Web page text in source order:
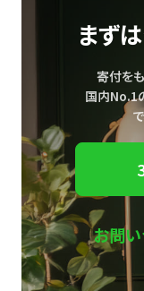
まず
寄付を
国内No.1
で
お問